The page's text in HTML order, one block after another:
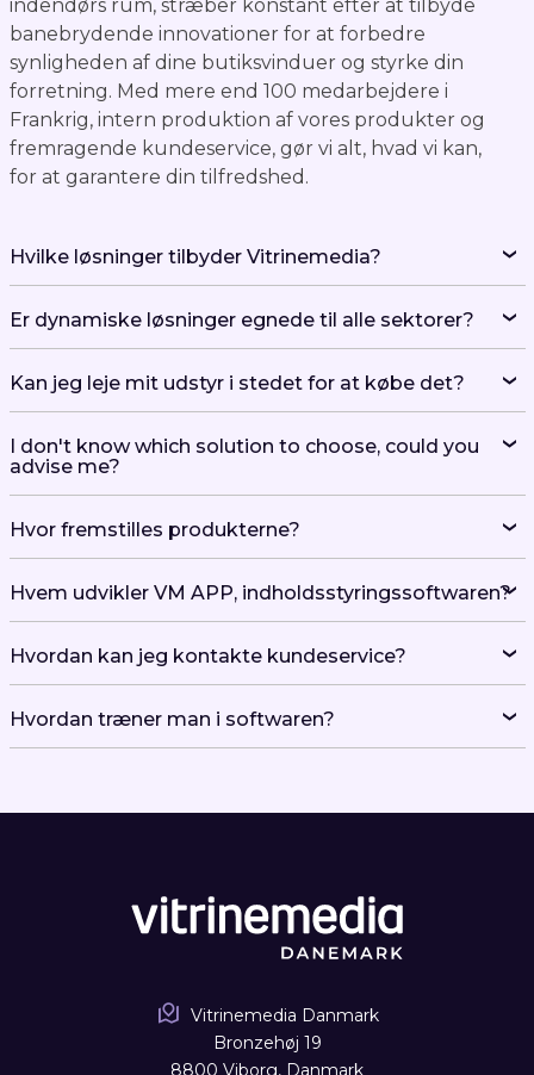
synligheden af ​​dine butiksvinduer og styrke din
forretning. Med mere end 100 medarbejdere i
Frankrig, intern produktion af vores produkter og
fremragende kundeservice, gør vi alt, hvad vi kan,
for at garantere din tilfredshed.
Er dynamiske løsninger egnede til alle sektorer?
Kan jeg leje mit udstyr i stedet for at købe det?
I don't know which solution to choose, could you
advise me?
Hvem udvikler VM APP, indholdsstyringssoftwaren?
Hvordan kan jeg kontakte kundeservice?
Hvordan træner man i softwaren?
Vitrinemedia Danmark
Bronzehøj 19
8800 Viborg, Danmark